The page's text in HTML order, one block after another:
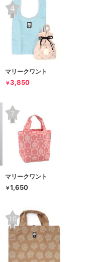
マリークワント
￥3,850
マリークワント
￥1,650